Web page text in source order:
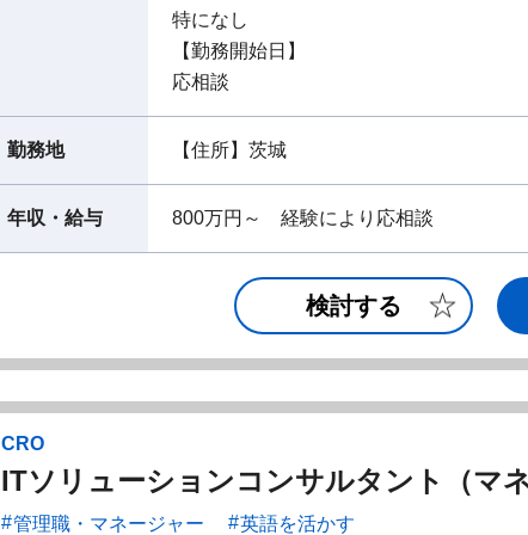
特になし
【勤務開始日】
応相談
勤務地 【住所】茨城
年収・給与 800万円～ 経験により応相談
検討する
CRO
ITソリューションコンサルタント（マ
管理職・マネージャー 英語を活かす